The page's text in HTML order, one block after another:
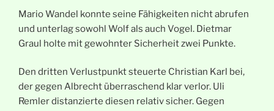
Mario Wandel konnte seine Fähigkeiten nicht abrufen
und unterlag sowohl Wolf als auch Vogel. Dietmar
Graul holte mit gewohnter Sicherheit zwei Punkte.
Den dritten Verlustpunkt steuerte Christian Karl bei,
der gegen Albrecht überraschend klar verlor. Uli
Remler distanzierte diesen relativ sicher. Gegen